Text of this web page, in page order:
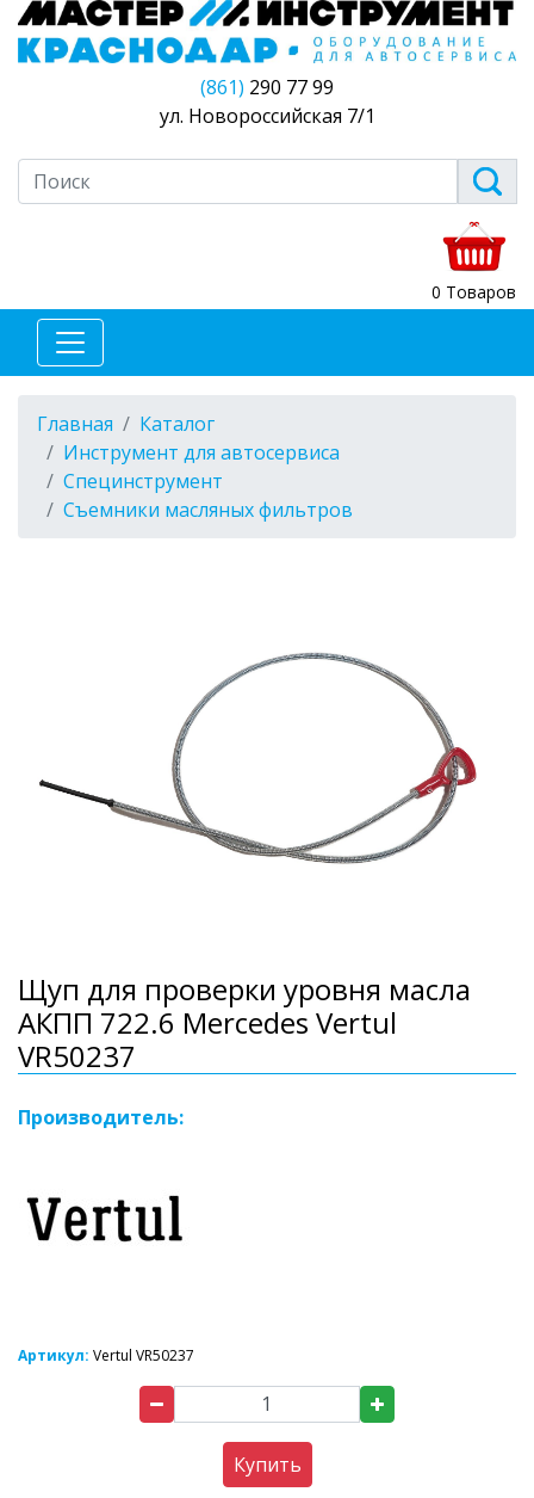
(861) 290 77 99
ул. Новороссийская 7/1
0 Товаров
Главная
Каталог
Инструмент для автосервиса
Специнструмент
Съемники масляных фильтров
Щуп для проверки уровня масла
АКПП 722.6 Mercedes Vertul
VR50237
Производитель:
Артикул: Vertul VR50237
Купить